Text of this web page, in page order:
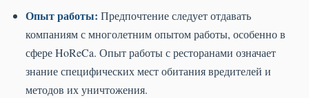
Опыт работы: Предпочтение следует отдавать
компаниям с многолетним опытом работы, особенно в
сфере HoReCa. Опыт работы с ресторанами означает
знание специфических мест обитания вредителей и
методов их уничтожения.